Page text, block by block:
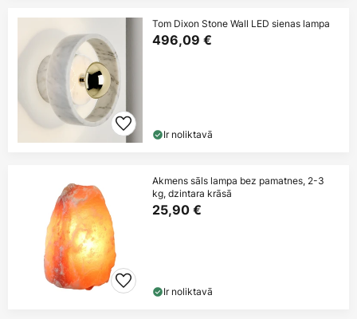
Tom Dixon Stone Wall LED sienas lampa
496,09 €
Ir noliktavā
Akmens sāls lampa bez pamatnes, 2-3
kg, dzintara krāsā
25,90 €
Ir noliktavā